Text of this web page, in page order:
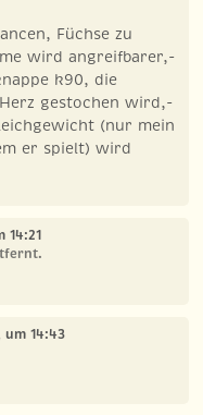
Füchse zu
wird angreifbarer,-
k90, die
gestochen wird,-
(nur mein
er spielt) wird
14:21
um 14:43